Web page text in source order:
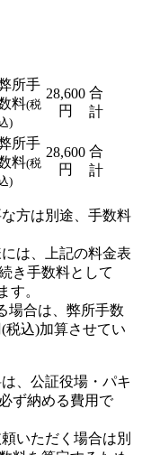
所手
料(税
)
28,600
円
合
計
所手
料(税
)
28,600
円
合
計
方は別途、手数料
は、上記の料金表
き手数料として
す。
場合は、弊所手数
税込)加算させてい
、公証役場・パキ
ず納める費用で
いただく場合は別